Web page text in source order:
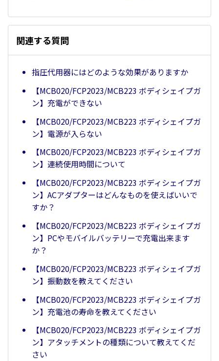
関連する質問
指圧代用器にはどのような効果がありますか
【MCB020/FCP2023/MCB223 ボディシェイプガ
ン】充電ができない
【MCB020/FCP2023/MCB223 ボディシェイプガ
ン】電源が入らない
【MCB020/FCP2023/MCB223 ボディシェイプガ
ン】連続使用時間について
【MCB020/FCP2023/MCB223 ボディシェイプガ
ン】ACアダプターはどんなものを使えばいいで
すか？
【MCB020/FCP2023/MCB223 ボディシェイプガ
ン】PCやモバイルバッテリーで充電出来ます
か？
【MCB020/FCP2023/MCB223 ボディシェイプガ
ン】振動数を教えてください
【MCB020/FCP2023/MCB223 ボディシェイプガ
ン】充電池の寿命を教えてください
【MCB020/FCP2023/MCB223 ボディシェイプガ
ン】アタッチメントの種類について教えてくだ
さい